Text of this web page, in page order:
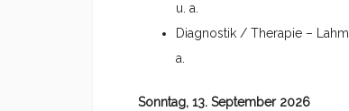
u. a.
Diagnostik / Therapie –
a.
Sonntag, 13. September 2026